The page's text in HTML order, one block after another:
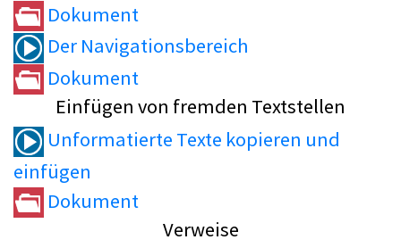
Dokument
Der Navigationsbereich
Dokument
Einfügen von fremden Textstellen
Unformatierte Texte kopieren und
einfügen
Dokument
Verweise